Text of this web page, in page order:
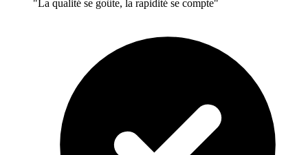
"La qualité se goûte, la rapidité se compte"